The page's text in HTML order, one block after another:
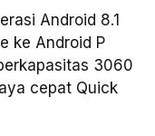
Android 8.1
ke Android P
3060
cepat Quick